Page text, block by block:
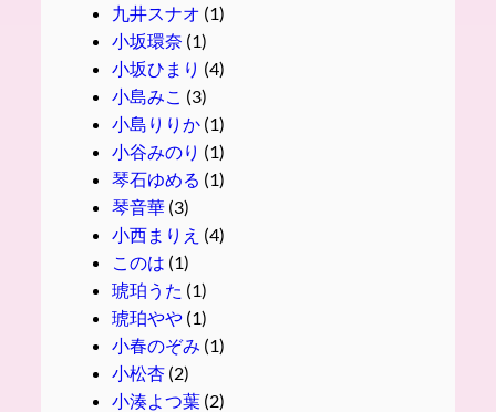
九井スナオ (1)
小坂環奈 (1)
小坂ひまり (4)
小島みこ (3)
小島りりか(1)
小谷みのり (1)
琴石ゆめる (1)
琴音華(3)
小西まりえ (4)
このは (1)
琥珀うた (1)
琥珀やや(1)
小春のぞみ (1)
小松杏(2)
小湊よつ葉(2)